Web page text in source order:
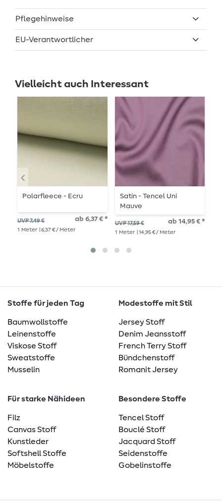
Pflegehinweise
EU-Verantwortlicher
Vielleicht auch Interessant
Polarfleece - Ecru
UVP 7,49 € ab 6,37 € *
1 Meter | 6,37 € / Meter
Satin - Tencel Uni
Mauve
UVP 17,59 € ab 14,95 € *
1 Meter | 14,95 € / Meter
Stoffe für jeden Tag
Baumwollstoffe
Leinenstoffe
Viskose Stoff
Sweatstoffe
Musselin
Modestoffe mit Stil
Jersey Stoff
Denim Jeansstoff
French Terry Stoff
Bündchenstoff
Romanit Jersey
Für starke Nähideen
Filz
Canvas Stoff
Kunstleder
Softshell Stoffe
Möbelstoffe
Besondere Stoffe
Tencel Stoff
Bouclé Stoff
Jacquard Stoff
Seidenstoffe
Gobelinstoffe